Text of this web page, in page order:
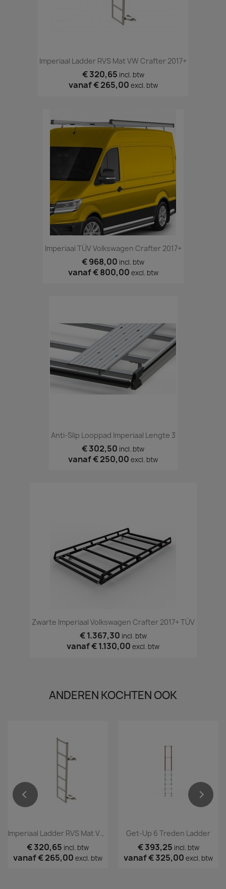
Imperiaal Ladder RVS Mat VW Crafter 2017+
€ 320,65 incl. btw
vanaf€ 265,00 excl. btw
Imperiaal TÜV Volkswagen Crafter 2017+
€ 968,00 incl. btw
vanaf€ 800,00 excl. btw
Anti-Slip Looppad Imperiaal Lengte 3
€ 302,50 incl. btw
vanaf€ 250,00 excl. btw
Zwarte Imperiaal Volkswagen Crafter 2017+ TÜV
€ 1.367,30 incl. btw
vanaf€ 1.130,00 excl. btw
ANDEREN KOCHTEN OOK
€ 320,65 incl. btw
vanaf€ 265,00 excl. btw
Get-Up 6 Treden Ladder
€ 393,25 incl. btw
vanaf€ 325,00 excl. btw